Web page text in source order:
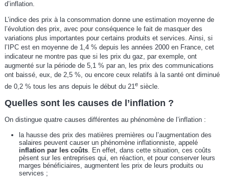
d’inflation.
L’indice des prix à la consommation donne une estimation moyenne de
l’évolution des prix, avec pour conséquence le fait de masquer des
variations plus importantes pour certains produits et services. Ainsi, si
l’IPC est en moyenne de 1,4 % depuis les années 2000 en France, cet
indicateur ne montre pas que si les prix du gaz, par exemple, ont
augmenté sur la période de 5,1 % par an, les prix des communications
ont baissé, eux, de 2,5 %, ou encore ceux relatifs à la santé ont diminué
de 0,2 % tous les ans depuis le début du 21esiècle.
Quelles sont les causes de l’inflation ?
On distingue quatre causes différentes au phénomène de l’inflation :
la hausse des prix des matières premières ou l’augmentation des
salaires peuvent causer un phénomène inflationniste, appelé
inflation par les coûts. En effet, dans cette situation, ces coûts
pèsent sur les entreprises qui, en réaction, et pour conserver leurs
marges bénéficiaires, augmentent les prix de leurs produits ou
services ;